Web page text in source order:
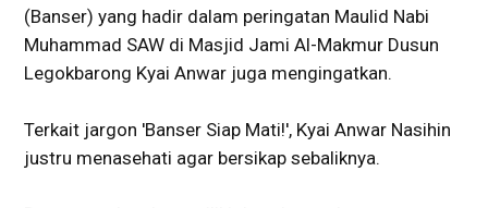
(Banser) yang hadir dalam peringatan Maulid Nabi
Muhammad SAW di Masjid Jami Al-Makmur Dusun
Legokbarong Kyai Anwar juga mengingatkan.
Terkait jargon 'Banser Siap Mati!', Kyai Anwar Nasihin
justru menasehati agar bersikap sebaliknya.